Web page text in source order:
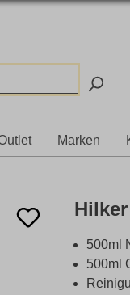
Marken
500ml
500ml